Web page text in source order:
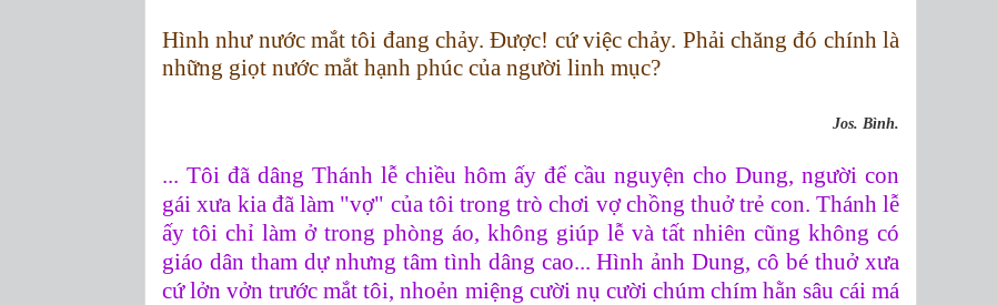
Hình như nước mắt tôi đang chảy. Được! cứ việc chảy. Phải chăng đó chính là
những giọt nước mắt hạnh phúc của người linh mục?
Jos. Bình.
... Tôi đã dâng Thánh lễ chiều hôm ấy để cầu nguyện cho Dung, người con
gái xưa kia đã làm "vợ" của tôi trong trò chơi vợ chồng thuở trẻ con. Thánh lễ
ấy tôi chỉ làm ở trong phòng áo, không giúp lễ và tất nhiên cũng không có
giáo dân tham dự nhưng tâm tình dâng cao... Hình ảnh Dung, cô bé thuở xưa
cứ lởn vởn trước mắt tôi, nhoẻn miệng cười nụ cười chúm chím hằn sâu cái má